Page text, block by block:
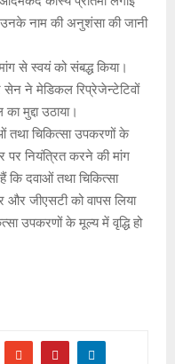
उनके नाम की अनुशंसा की जानी
से स्वयं को संबद्ध किया।
सेन ने मेडिकल रिप्रेजेन्टेटिवों
मुद्दा उठाया।
तथा चिकित्सा उपकरणों के
पर नियंत्रित करने की मांग
दवाओं तथा चिकित्सा
और जीएसटी को वापस लिया
उपकरणों के मूल्य में वृद्धि हो